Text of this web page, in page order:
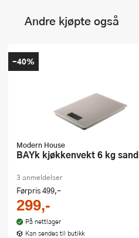
Andre kjøpte også
Modern House
bAYk kjøkkenvekt 6 kg sand
3 anmeldelser
Førpris499,-
299,-
På nettlager
Kan sendes til butikk
-40%